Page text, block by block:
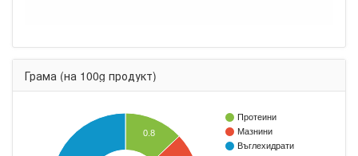
Грама (на 100g продукт)
Протеини
Мазнини
Въглехидрати
0.8